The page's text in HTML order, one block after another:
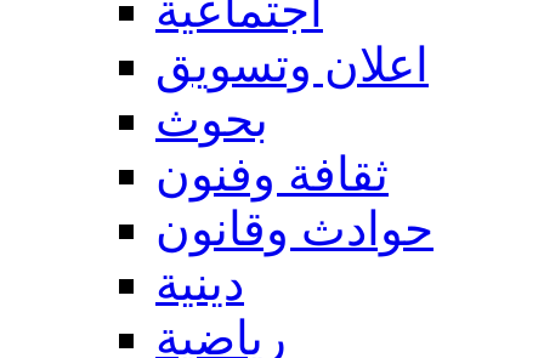
اجتماعية
اعلان وتسويق
بحوث
ثقافة وفنون
حوادث وقانون
دينية
رياضية